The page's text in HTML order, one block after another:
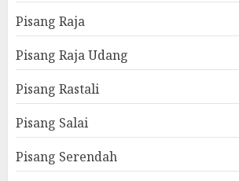
Pisang Raja
Pisang Raja Udang
Pisang Rastali
Pisang Salai
Pisang Serendah